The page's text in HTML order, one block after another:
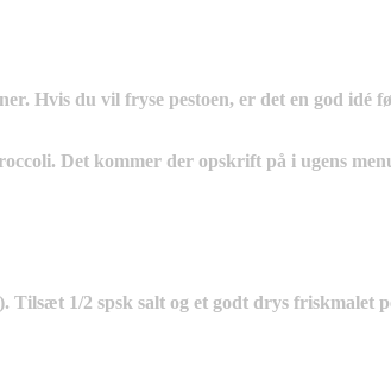
Hvis du vil fryse pestoen, er det en god idé
Det kommer der opskrift på i ugens
1/2 spsk salt og et godt drys friskmalet